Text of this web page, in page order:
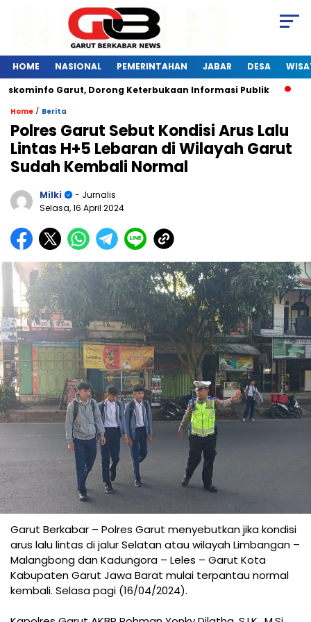
HOME NASIONAL PEMERINTAHAN JABAR DESA
Garut, Dorong Keterbukaan Informasi Publik
Home / Berita
Polres Garut Sebut Kondisi Arus Lalu
Lintas H+5 Lebaran di Wilayah Garut
Sudah Kembali Normal
Milki
- Jurnalis
Selasa, 16 April 2024
Garut Berkabar – Polres Garut menyebutkan jika kondisi
arus lalu lintas di jalur Selatan atau wilayah Limbangan –
Malangbong dan Kadungora – Leles – Garut Kota
Kabupaten Garut Jawa Barat mulai terpantau normal
kembali. Selasa pagi (16/04/2024).